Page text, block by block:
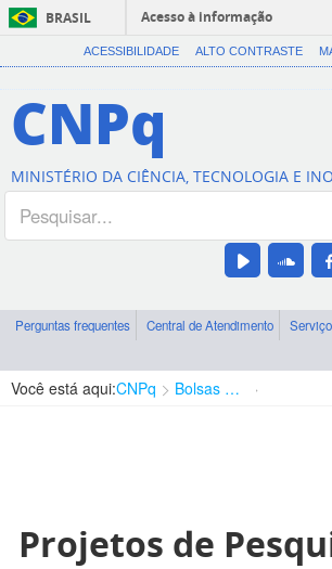
BRASIL
Acesso à informação
ACESSIBILIDADE ALTO CONTRASTE
CNPq
MINISTÉRIO DA CIÊNCIA, TECNOLOGIA E
Perguntas frequentes Central de Atendimento
Você está aqui:CNPq Bolsas e Auxílios Vigentes
Projetos de